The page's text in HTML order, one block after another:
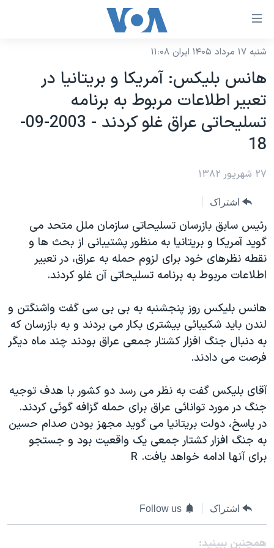
لینکهای
دسترسی
جهش
محتوای
اصلی
جهش
صفحه
جهش
به
جستجو
نسخه سبک وب‌سایت
موضوع ها
ایران
جهان
ورزشی
گزیده‌ها
ویژه برنامه‌ها
ویدیوها
حقوق شهروندی
اقتصادی
علم و فناوری
گالری عکس
آرشیو پخش زنده
برنامه های تلویزیونی
جدول برنامه ها
صفحه‌های ویژه
جام جهانی ۲۰۲۶
عملیات خشم حماسی
۲۵۰سالگی آمریکا
بایگانی برنامه‌های تلویزیونی
انتخابات ریاست جمهوری آمریکا ۲۰۲۴
حمله جمهوری اسلامی به اسرائیل
اعتراضات زن، زندگی، آزادی
مجموعه مستندهای دادخواهی
تریبونال مردمی آبان ۹۸
دادگاه حمید نوری
قانون شفافیت دارائی کادر رهبری ایران
اعتراضات مردمی آبان ۹۸
فرکانس‌های صدای آمریکا
پخش رادیویی
یادگیری زبان انگلیسی
زبانهای مختلف
شنبه ۱۷ مرداد ۱۴۰۵ ایران ۱۱:۰۸
هانس بليکس: آمريکا و بريتانيا در
تعبير اطلاعات مربوط به برنامه
تسليحاتی عراق غلو کردند - 2003-09-
18
۲۷ شهریور ۱۳۸۲
اشتراک
رئيس سابق بازرسان تسليحاتی سازمان ملل متحد می
گويد آمريکا و بريتانيا به منظور پشتيبانی از بحث ها و
نقطه نظرهای خود برای لزوم حمله به عراق، در تعبير
اطلاعات مربوط به برنامه تسليحاتی آن غلو کردند.
هانس بليکس روز پنجشنبه به بی بی سی گفت واشنگتن و
لندن بايد شکيبائی بيشتری بکار می بردند و به بازرسان که
به دنبال جنگ افزار کشتار جمعی عراق بودند چند ماه ديگر
فرصت می دادند.
آقای بليکس گفت به نظر می رسد دو کشور با هدف توجيه
جنگ در مورد توانائی عراق برای حمله گزافه گوئی کردند.
در پاسخ، دولت بريتانيا می گويد مجهز بودن صدام حسين
به جنگ افزار کشتار جمعی يک واقعيت بود و جستجو
برای آنها ادامه خواهد يافت. R
اشتراک Follow us
همچنبن ببینید: